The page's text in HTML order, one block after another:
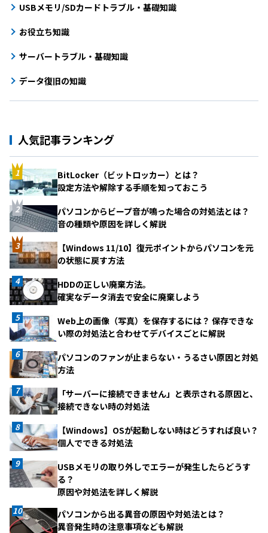
USBメモリ/SDカードトラブル・基礎知識
お役立ち知識
サーバートラブル・基礎知識
データ復旧の知識
人気記事ランキング
BitLocker（ビットロッカー）とは？
設定方法や解除する手順を知っておこう
パソコンからビープ音が鳴った場合の対処法とは？
音の種類や原因を詳しく解説
【Windows 11/10】復元ポイントからパソコンを元
の状態に戻す方法
HDDの正しい廃棄方法。
確実なデータ消去で安全に廃棄しよう
Web上の画像（写真）を保存するには？ 保存できな
い際の対処法と合わせてデバイスごとに解説
パソコンのファンが止まらない・うるさい原因と対処
方法
「サーバーに接続できません」と表示される原因と、
接続できない時の対処法
【Windows】OSが起動しない時はどうすれば良い？
個人でできる対処法
USBメモリの取り外しでエラーが発生したらどうす
る？
原因や対処法を詳しく解説
パソコンから出る異音の原因や対処法とは？
異音発生時の注意事項なども解説